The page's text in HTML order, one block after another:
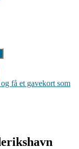
få et gavekort som